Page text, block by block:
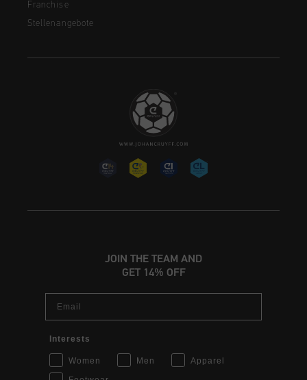
Franchise
Stellenangebote
JOIN THE TEAM AND
GET 14% OFF
Interests
Women Men
Apparel